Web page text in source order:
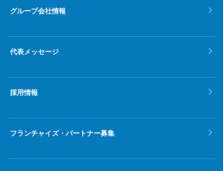
グループ会社情報
代表メッセージ
採用情報
フランチャイズ・パートナー募集